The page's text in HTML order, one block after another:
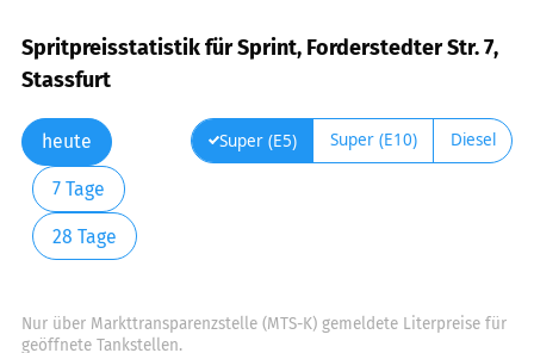
Spritpreisstatistik für Sprint, Forderstedter Str. 7,
Stassfurt
heute
7 Tage
28 Tage
Super (E5) Super (E10) Diesel
Nur über Markttransparenzstelle (MTS-K) gemeldete Literpreise für
geöffnete Tankstellen.